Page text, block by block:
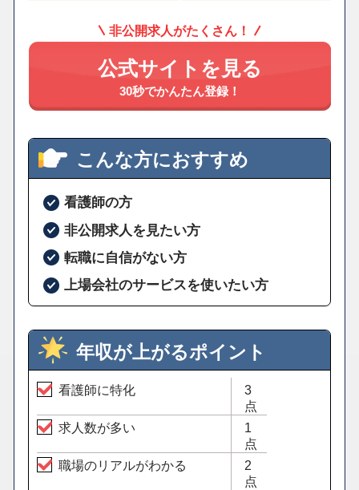
非公開求人がたくさん！
公式サイトを見る
30秒でかんたん登録！
こんな方におすすめ
看護師の方
非公開求人を見たい方
転職に自信がない方
上場会社のサービスを使いたい方
年収が上がるポイント
看護師に特化
3
点
求人数が多い
1
点
職場のリアルがわかる
2
点